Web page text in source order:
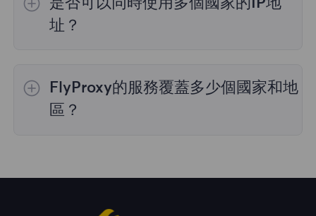
的代理選擇； 靜態住宅代理提供36個國家的代
理，購買時您可以選擇所需的國家。
是否可以同時使用多個國家的IP地
址？
有用。您可以在管理面板中自由選擇和切換不同
國家的IP地址。
FlyProxy的服務覆蓋多少個國家和地
區？